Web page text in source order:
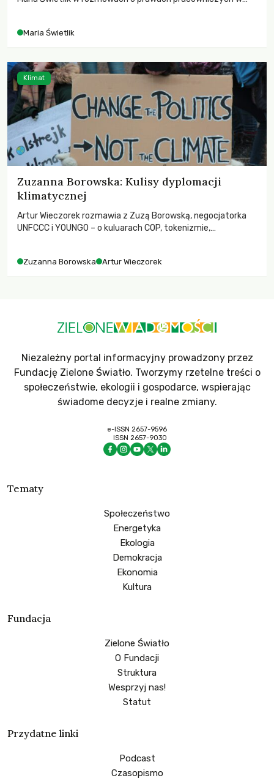
Maria Świetlik
Zuzanna Borowska: Kulisy dyplomacji
klimatycznej
Artur Wieczorek rozmawia z Zuzą Borowską, negocjatorka
UNFCCC i YOUNGO – o kuluarach COP, tokenizmie,
Zuzanna Borowska Artur Wieczorek
Klimat
Niezależny portal informacyjny prowadzony przez
Fundację Zielone Światło. Tworzymy rzetelne treści o
społeczeństwie, ekologii i gospodarce, wspierając
świadome decyzje i realne zmiany.
e-ISSN 2657-9596
ISSN 2657-9030
Tematy
Społeczeństwo
Energetyka
Ekologia
Demokracja
Ekonomia
Kultura
Fundacja
Zielone Światło
O Fundacji
Struktura
Wesprzyj nas!
Statut
Przydatne linki
Podcast
Czasopismo